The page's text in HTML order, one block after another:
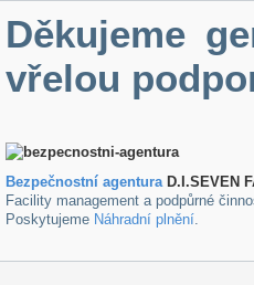
Děkujeme
vřelou
Bezpečnostní agentura D.I.SEVEN
Facility management a podpůrné
Poskytujeme Náhradní plnění